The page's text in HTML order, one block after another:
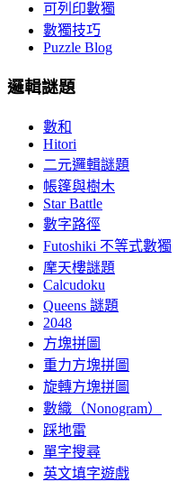
可列印數獨
數獨技巧
Puzzle Blog
邏輯謎題
數和
Hitori
二元邏輯謎題
帳篷與樹木
Star Battle
數字路徑
Futoshiki 不等式數獨
摩天樓謎題
Calcudoku
Queens 謎題
2048
方塊拼圖
重力方塊拼圖
旋轉方塊拼圖
數織（Nonogram）
踩地雷
單字搜尋
英文填字遊戲